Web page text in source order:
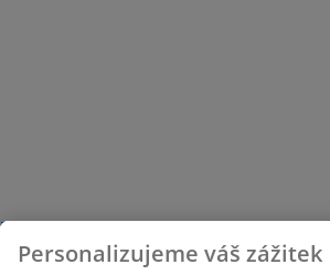
Personalizujeme váš zážitek